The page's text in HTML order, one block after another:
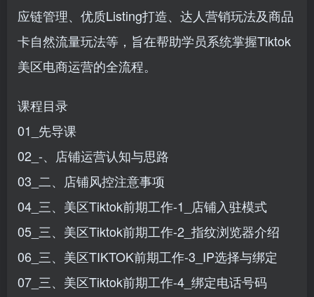
应链管理、优质Listing打造、达人营销玩法及商品
卡自然流量玩法等，旨在帮助学员系统掌握Tiktok
美区电商运营的全流程。
课程目录
01_先导课
02_-、店铺运营认知与思路
03_二、店铺风控注意事项
04_三、美区Tiktok前期工作-1_店铺入驻模式
05_三、美区Tiktok前期工作-2_指纹浏览器介绍
06_三、美区TIKTOK前期工作-3_IP选择与绑定
07_三、美区Tiktok前期工作-4_绑定电话号码